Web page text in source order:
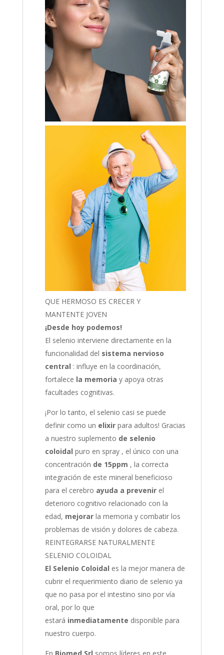
QUE HERMOSO ES CRECER Y
MANTENTE JOVEN
¡Desde hoy podemos!
El selenio interviene directamente en la
funcionalidad del sistema nervioso
central : influye en la coordinación,
fortalece la memoria y apoya otras
facultades cognitivas.
¡Por lo tanto, el selenio casi se puede
definir como un elixirpara adultos! Gracias
a nuestro suplemento de selenio
coloidal puro en spray , el único con una
concentración de 15ppm , la correcta
integración de este mineral beneficioso
para el cerebro ayuda a prevenirel
deterioro cognitivo relacionado con la
edad, mejorarla memoria y combatir los
problemas de visión y dolores de cabeza.
REINTEGRARSE NATURALMENTE
SELENIO COLOIDAL
El Selenio Coloidal es la mejor manera de
cubrir el requerimiento diario de selenio ya
que no pasa por el intestino sino por vía
oral, por lo que
estará inmediatamente disponible para
nuestro cuerpo.